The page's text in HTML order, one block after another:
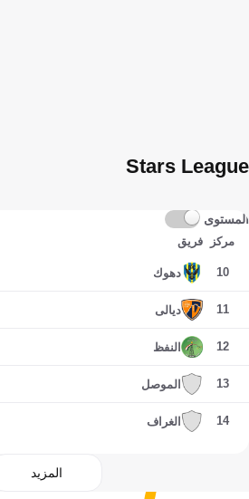
Stars League
المستوى
مركز فريق
10 دهوك
11 ديالى
12 النفظ
13 الموصل
14 الغراف
المزيد